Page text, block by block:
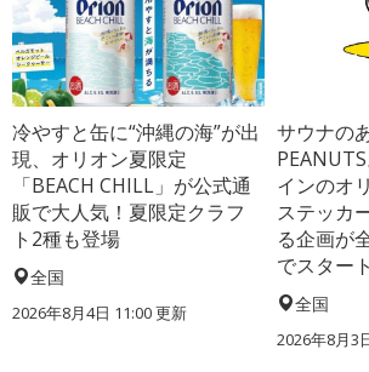
冷やすと缶に“沖縄の海”が出
現、オリオン夏限定
「BEACH CHILL」が公式通
販で大人気！夏限定クラフ
ト2種も登場
全国
2026年8月4日 11:00更新
サウナの
インのオ
ステッカ
る企画が
でスタート
全国
2026年8月3